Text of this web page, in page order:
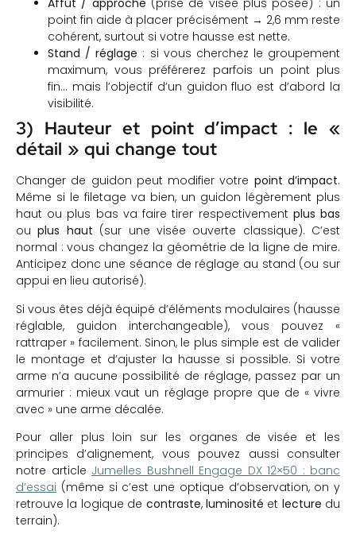
Affût / approche (prise de visée plus posée) : un
point fin aide à placer précisément → 2,6 mm reste
cohérent, surtout si votre hausse est nette.
Stand / réglage : si vous cherchez le groupement
maximum, vous préférerez parfois un point plus
fin… mais l’objectif d’un guidon fluo est d’abord la
visibilité.
3) Hauteur et point d’impact : le «
détail » qui change tout
Changer de guidon peut modifier votre point d’impact.
Même si le filetage va bien, un guidon légèrement plus
haut ou plus bas va faire tirer respectivement plus bas
ouplus haut (sur une visée ouverte classique). C’est
normal : vous changez la géométrie de la ligne de mire.
Anticipez donc une séance de réglage au stand (ou sur
appui en lieu autorisé).
Si vous êtes déjà équipé d’éléments modulaires (hausse
réglable, guidon interchangeable), vous pouvez «
rattraper » facilement. Sinon, le plus simple est de valider
le montage et d’ajuster la hausse si possible. Si votre
arme n’a aucune possibilité de réglage, passez par un
armurier : mieux vaut un réglage propre que de « vivre
avec » une arme décalée.
Pour aller plus loin sur les organes de visée et les
principes d’alignement, vous pouvez aussi consulter
notre article Jumelles Bushnell Engage DX 12×50 : banc
d’essai (même si c’est une optique d’observation, on y
retrouve la logique de contraste, luminosité et lecture du
terrain).